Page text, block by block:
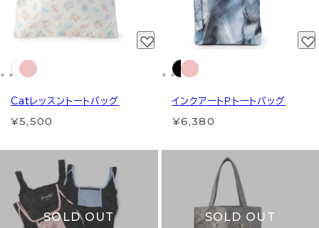
Catレッスントートバッグ
¥5,500
インクアートＰトートバッグ
¥6,380
SOLD OUT SOLD OUT